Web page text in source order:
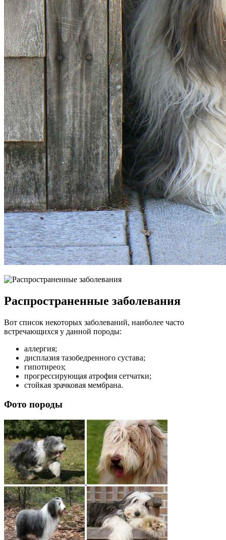
Распространенные заболевания
Вот список некоторых заболеваний, наиболее часто
встречающихся у данной породы:
аллергия;
дисплазия тазобедренного сустава;
гипотиреоз;
прогрессирующая атрофия сетчатки;
стойкая зрачковая мембрана.
Фото породы